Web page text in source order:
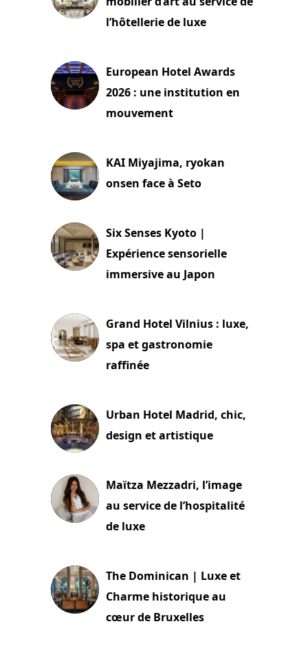
l’hôtellerie de luxe
European Hotel Awards
2026 : une institution en
mouvement
KAI Miyajima, ryokan
onsen face à Seto
Six Senses Kyoto |
Expérience sensorielle
immersive au Japon
Grand Hotel Vilnius : luxe,
spa et gastronomie
raffinée
Urban Hotel Madrid, chic,
design et artistique
Maïtza Mezzadri, l’image
au service de l’hospitalité
de luxe
The Dominican | Luxe et
Charme historique au
cœur de Bruxelles